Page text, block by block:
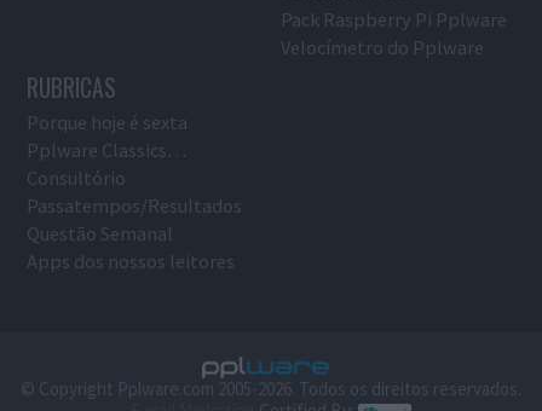
Pack Raspberry Pi Pplware
Velocímetro do Pplware
RUBRICAS
Porque hoje é sexta
Pplware Classics…
Consultório
Passatempos/Resultados
Questão Semanal
Apps dos nossos leitores
© Copyright Pplware.com 2005-2026. Todos os direitos reservados.